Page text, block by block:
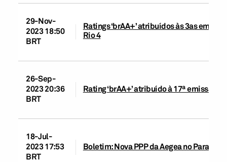
29-Nov-
2023 18:50
BRT
Ratings ‘brAA+’ atribuídos às 3as
Rio 4
26-Sep-
2023 20:36
BRT
Rating ‘brAA+’ atribuído à 17ª emissão
18-Jul-
2023 17:53
BRT
Boletim: Nova PPP da Aegea no Paraná